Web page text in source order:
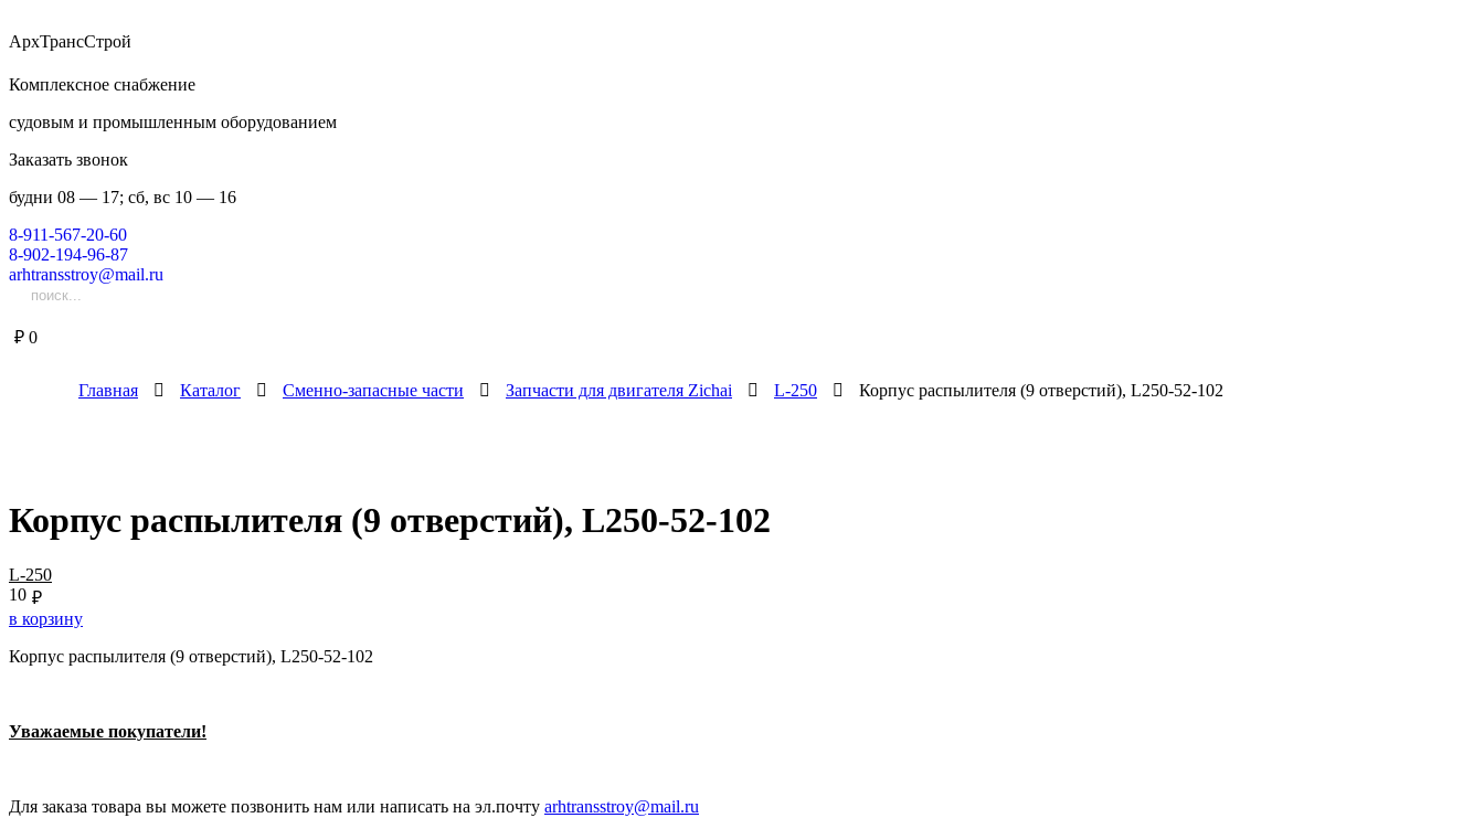
АрхТрансСтрой
Комплексное снабжение
судовым и промышленным оборудованием
Заказать звонок
будни 08 — 17; сб, вс 10 — 16
8-911-567-20-60
8-902-194-96-87
arhtransstroy@mail.ru
₽ 0
Главная Каталог Сменно-запасные части Запчасти для двигателя Zichai L-250 Корпус распылителя (9 отверстий), L250-52-102
Корпус распылителя (9 отверстий), L250-52-102
L-250
₽
10
в корзину
Корпус распылителя (9 отверстий), L250-52-102
Уважаемые покупатели!
Для заказа товара вы можете позвонить нам или написать на эл.почту arhtransstroy@mail.ru